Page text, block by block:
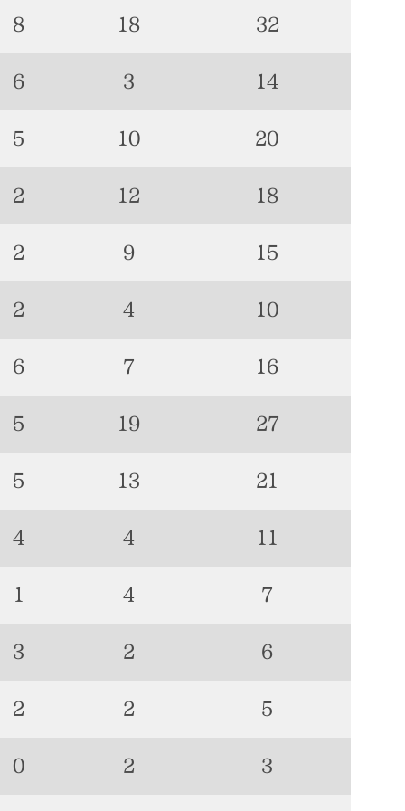
8 18 32
6 3 14
5 10 20
2 12 18
2 9 15
2 4 10
6 7 16
5 19 27
5 13 21
4 4 11
1 4 7
3 2 6
2 2 5
0 2 3